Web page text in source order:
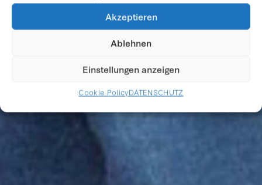
Akzeptieren
Ablehnen
Einstellungen anzeigen
Cookie PolicyDATENSCHUTZ
UNFATHOMABLE
TEMPTATION